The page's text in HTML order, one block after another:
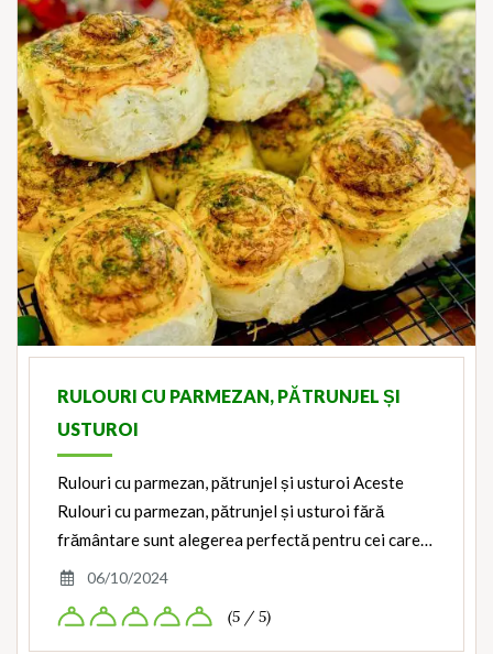
RULOURI CU PARMEZAN, PĂTRUNJEL ȘI
USTUROI
Rulouri cu parmezan, pătrunjel și usturoi Aceste
Rulouri cu parmezan, pătrunjel și usturoi fără
frământare sunt alegerea perfectă pentru cei care…
06/10/2024
(5 / 5)